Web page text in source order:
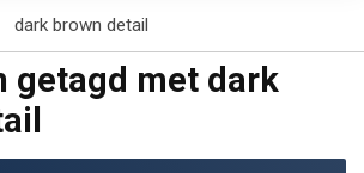
dark brown detail
getagd met dark